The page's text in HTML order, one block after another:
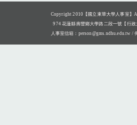
Copyright 2010【國立東華大學人事室】
974 花蓮縣壽豐鄉大學路二段一號【行政
人事室信箱： person@gms.ndhu.edu.tw /